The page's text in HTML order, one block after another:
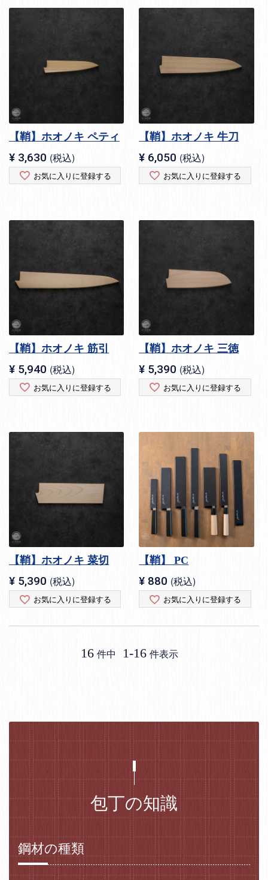
【鞘】ホオノキ ペティ
¥ 3,630 税込
お気に入りに登録する
【鞘】ホオノキ 牛刀
¥ 6,050 税込
お気に入りに登録する
【鞘】ホオノキ 筋引
¥ 5,940 税込
お気に入りに登録する
【鞘】ホオノキ 三徳
¥ 5,390 税込
お気に入りに登録する
【鞘】ホオノキ 菜切
¥ 5,390 税込
お気に入りに登録する
【鞘】 PC
¥ 880 税込
お気に入りに登録する
16 件中 1-16 件表示
包丁の知識
鋼材の種類